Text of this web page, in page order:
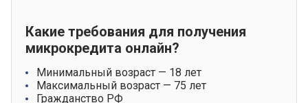
Какие требования для получения
микрокредита онлайн?
Минимальный возраст — 18 лет
Максимальный возраст — 75 лет
Гражданство РФ